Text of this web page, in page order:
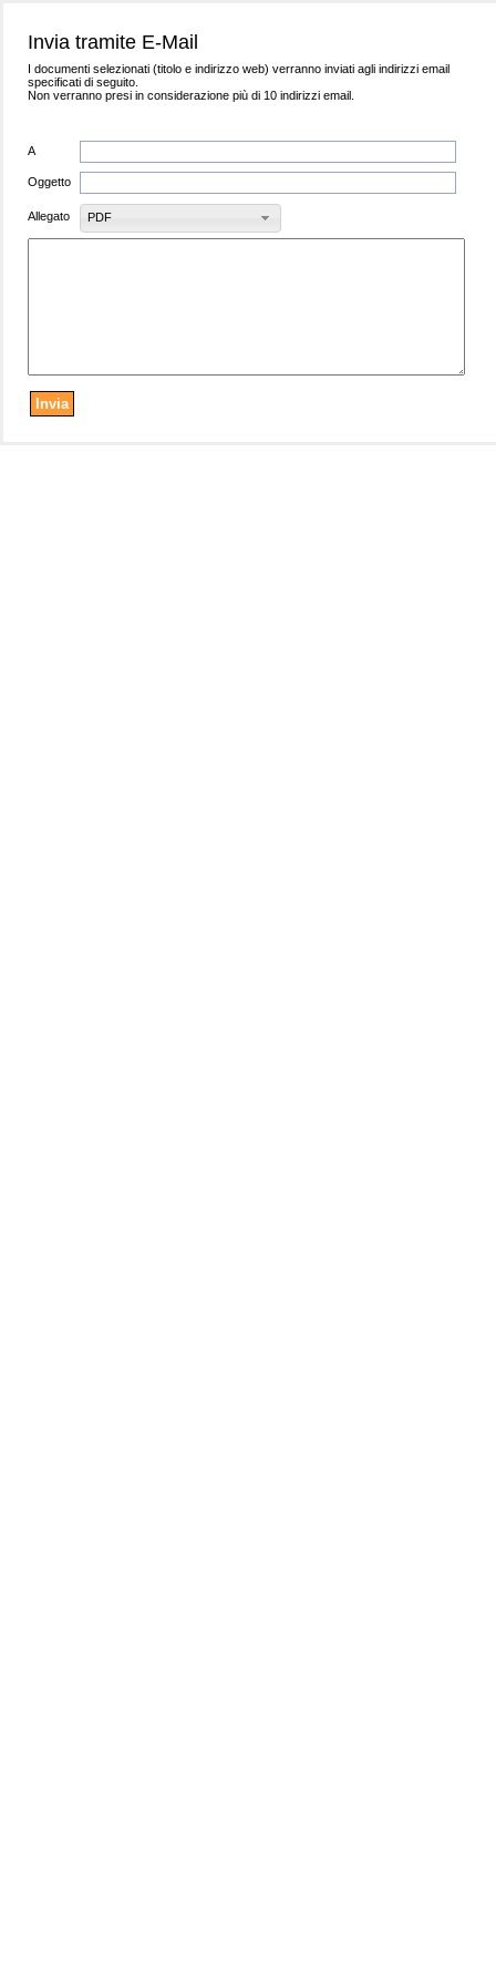
Invia tramite E-Mail
I documenti selezionati (titolo e indirizzo web) verranno inviati agli indirizzi email
specificati di seguito.
Non verranno presi in considerazione più di 10 indirizzi email.
A
Oggetto
Allegato PDF